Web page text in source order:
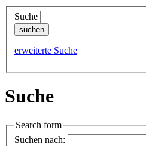
Suche
erweiterte Suche
Suche
Search form
Suchen nach: